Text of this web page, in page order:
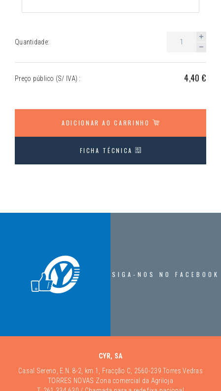
Quantidade:
Preço público (S/ IVA) : 4,40 €
ADICIONAR AO CARRINHO
FICHA TÉCNICA
SIGA-NOS NO FACEBOOK
CYR, SA
Casal Sereno, E.N. 8-2, km 1, Fracção C, 2560-239 Torres Vedras
TORRES NOVAS Zona comercial da Agriloja